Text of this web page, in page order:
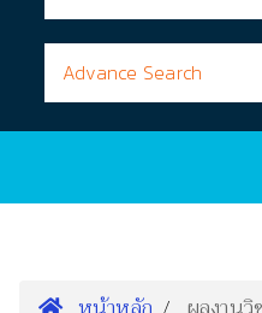
Advance Search